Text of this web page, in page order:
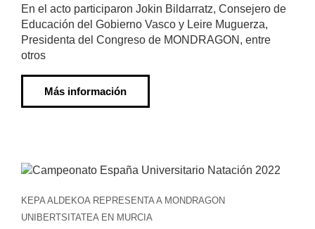
En el acto participaron Jokin Bildarratz, Consejero de
Educación del Gobierno Vasco y Leire Muguerza,
Presidenta del Congreso de MONDRAGON, entre
otros
Más información
KEPA ALDEKOA REPRESENTA A MONDRAGON
UNIBERTSITATEA EN MURCIA